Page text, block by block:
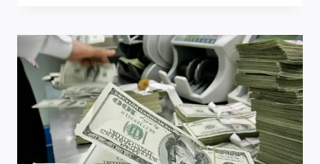
BRITSE
OBLIGATIES
DE
HOOGSTE
RENTE
VAN
DEZE
EEUW
HEBBEN